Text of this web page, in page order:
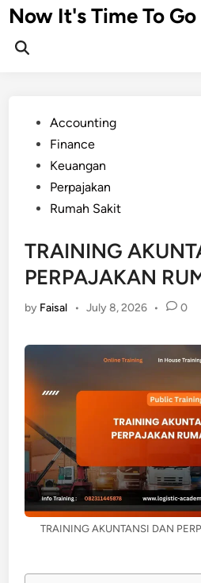
Skip
to
content
Now It's Time To
PostedAccounting
Finance
Keuangan
Perpajakan
Rumah Sakit
TRAINING
PERPAJAKAN
by Faisal • July 8, 2026 • 0
TRAINING AKUNTANSI DAN